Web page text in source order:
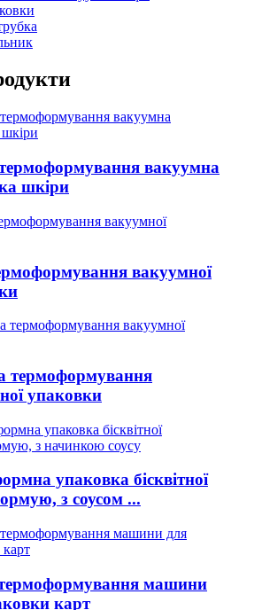
вакуумна
шкіри
вакуумної
термоформування
упаковки
упаковка бісквітної
з соусом ...
машини
карт